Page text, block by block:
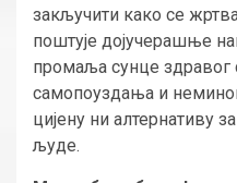
закључити како се
поштује дојучерашње
промаља сунце
самопоуздања и
цијену ни алтернативу
људе.